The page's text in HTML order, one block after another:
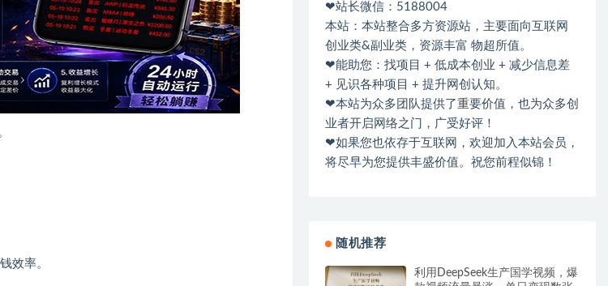
效率。
❤站长微信：5188004
本站：本站整合多方资源站，主要面向互联网
创业类&副业类，资源丰富 物超所值。
❤能助您：找项目 + 低成本创业 + 减少信息差
+ 见识各种项目 + 提升网创认知。
❤本站为众多团队提供了重要价值，也为众多创
业者开启网络之门，广受好评！
❤如果您也依存于互联网，欢迎加入本站会员，
将尽早为您提供丰盛价值。祝您前程似锦！
随机推荐
利用DeepSeek生产国学视频，爆